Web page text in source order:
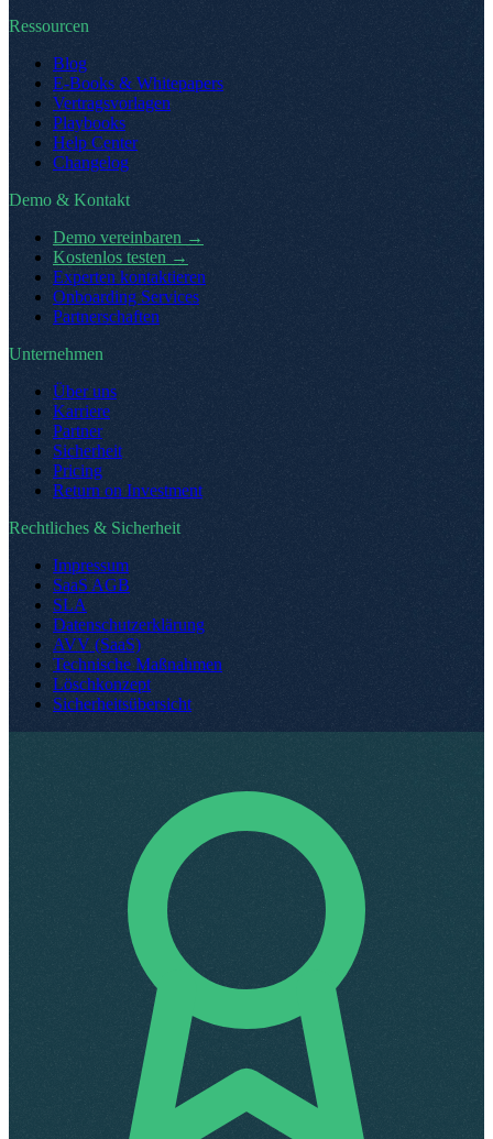
Ressourcen
Blog
E-Books & Whitepapers
Vertragsvorlagen
Playbooks
Help Center
Changelog
Demo & Kontakt
Demo vereinbaren →
Kostenlos testen →
Experten kontaktieren
Onboarding Services
Partnerschaften
Unternehmen
Über uns
Karriere
Partner
Sicherheit
Pricing
Return on Investment
Rechtliches & Sicherheit
Impressum
SaaS AGB
SLA
Datenschutzerklärung
AVV (SaaS)
Technische Maßnahmen
Löschkonzept
Sicherheitsübersicht